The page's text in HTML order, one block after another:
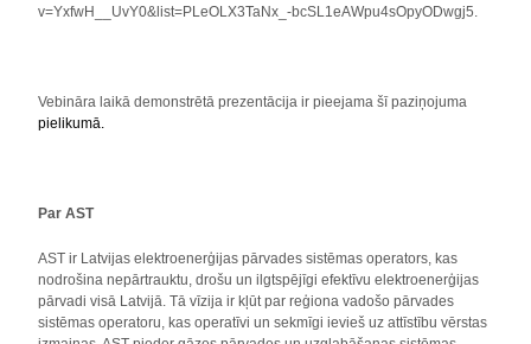
v=YxfwH__UvY0&list=PLeOLX3TaNx_-bcSL1eAWpu4sOpyODwgj5.
Vebināra laikā demonstrētā prezentācija ir pieejama šī paziņojuma
pielikumā.
Par AST
AST ir Latvijas elektroenerģijas pārvades sistēmas operators, kas
nodrošina nepārtrauktu, drošu un ilgtspējīgi efektīvu elektroenerģijas
pārvadi visā Latvijā. Tā vīzija ir kļūt par reģiona vadošo pārvades
sistēmas operatoru, kas operatīvi un sekmīgi ievieš uz attīstību vērstas